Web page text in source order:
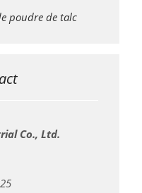
poudre de talc
Co., Ltd.